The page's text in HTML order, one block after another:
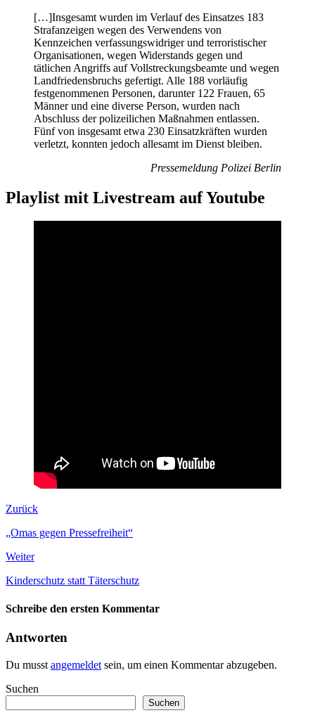
[…]Insgesamt wurden im Verlauf des Einsatzes 183
Strafanzeigen wegen des Verwendens von
Kennzeichen verfassungswidriger und terroristischer
Organisationen, wegen Widerstands gegen und
tätlichen Angriffs auf Vollstreckungsbeamte und wegen
Landfriedensbruchs gefertigt. Alle 188 vorläufig
festgenommenen Personen, darunter 122 Frauen, 65
Männer und eine diverse Person, wurden nach
Abschluss der polizeilichen Maßnahmen entlassen.
Fünf von insgesamt etwa 230 Einsatzkräften wurden
verletzt, konnten jedoch allesamt im Dienst bleiben.
Pressemeldung Polizei Berlin
Playlist mit Livestream auf Youtube
Zurück
„Omas gegen Pressefreiheit“
Weiter
Kinderschutz statt Täterschutz
Schreibe den ersten Kommentar
Antworten
Du musst angemeldet sein, um einen Kommentar abzugeben.
Suchen
Suchen